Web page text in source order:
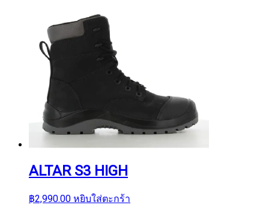
ALTAR S3 HIGH
฿2,990.00 หยิบใส่ตะกร้า